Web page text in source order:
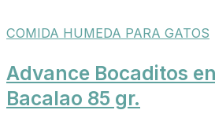
COMIDA HUMEDA PARA GATOS
Advance Bocaditos
Bacalao 85 gr.